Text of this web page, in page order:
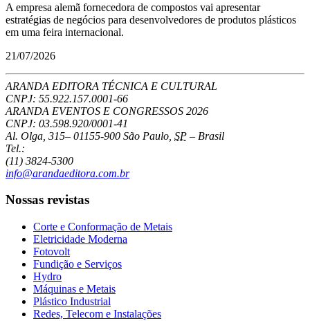
A empresa alemã fornecedora de compostos vai apresentar
estratégias de negócios para desenvolvedores de produtos plásticos
em uma feira internacional.
21/07/2026
ARANDA EDITORA TÉCNICA E CULTURAL
CNPJ: 55.922.157.0001-66
ARANDA EVENTOS E CONGRESSOS 2026
CNPJ: 03.598.920/0001-41
Al. Olga, 315– 01155-900 São Paulo SP – Brasil
Tel.:
(11) 3824-5300
info@arandaeditora.com.br
Nossas revistas
Corte e Conformação de Metais
Eletricidade Moderna
Fotovolt
Fundição e Serviços
Hydro
Máquinas e Metais
Plástico Industrial
Redes, Telecom e Instalações